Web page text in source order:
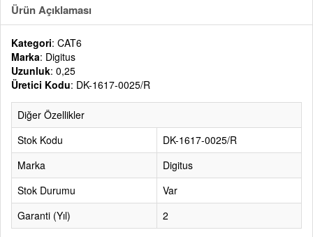
Ürün Açıklaması
Kategori: CAT6
Marka: Digitus
Uzunluk: 0,25
Üretici Kodu: DK-1617-0025/R
Diğer Özellikler
Stok Kodu
DK-1617-0025/R
Marka
Digitus
Stok Durumu
Var
Garanti (Yıl)
2